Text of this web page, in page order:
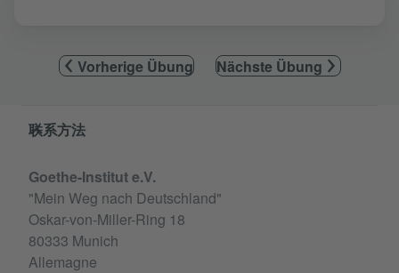
Vorherige Übung Nächste Übung
Service- und Informationsbereich
联系方法
Goethe-Institut e.V.
"Mein Weg nach Deutschland"
Oskar-von-Miller-Ring 18
80333 Munich
Allemagne